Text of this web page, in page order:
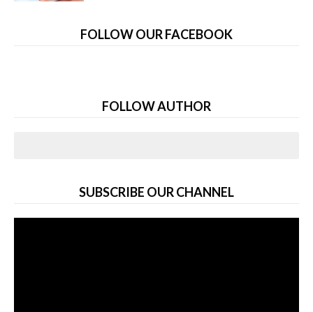
FOLLOW OUR FACEBOOK
FOLLOW AUTHOR
SUBSCRIBE OUR CHANNEL